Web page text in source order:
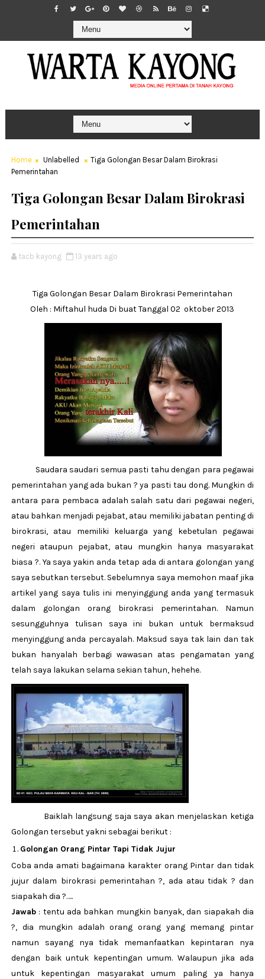
Home Unlabelled
Tiga Golongan Besar Dalam Birokrasi
Pemerintahan
Tiga Golongan Besar Dalam Birokrasi
Pemerintahan
tacb kayong 13 years ago
Tiga Golongan Besar Dalam Birokrasi Pemerintahan
Oleh : Miftahul huda Di buat Tanggal 02 oktober 2013
Saudara saudari semua pasti tahu dengan para pegawai
pemerintahan yang ada bukan ? ya pasti tau dong. Mungkin di
antara para pembaca adalah salah satu dari pegawai negeri,
atau bahkan menjadi pejabat, atau memiliki jabatan penting di
birokrasi, atau memiliki keluarga yang kebetulan pegawai
negeri ataupun pejabat, atau mungkin hanya masyarakat
biasa ?. Ya saya yakin anda tetap ada di antara golongan yang
saya sebutkan tersebut. Sebelumnya saya memohon maaf jika
artikel yang saya tulis ini menyinggung anda yang termasuk
dalam golongan orang birokrasi pemerintahan. Namun
sesungguhnya tulisan saya ini bukan untuk bermaksud
menyinggung anda percayalah. Maksud saya tak lain dan tak
bukan hanyalah berbagi wawasan atas pengamatan yang
telah saya lakukan selama sekian tahun, hehehe.
Baiklah langsung saja saya akan menjelaskan ketiga
Golongan tersebut yakni sebagai berikut :
Golongan Orang Pintar Tapi Tidak Jujur
Coba anda amati bagaimana karakter orang Pintar dan tidak
jujur dalam birokrasi pemerintahan ?, ada atau tidak ? dan
siapakah dia ?…..
Jawab: tentu ada bahkan mungkin banyak, dan siapakah dia
?, dia mungkin adalah orang orang yang memang pintar
namun sayang nya tidak memanfaatkan kepintaran nya
dengan baik untuk kepentingan umum. Walaupun jika ada
untuk kepentingan masyarakat umum paling ya hanya